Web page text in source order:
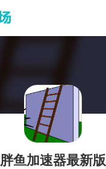
胖鱼加速器最新版